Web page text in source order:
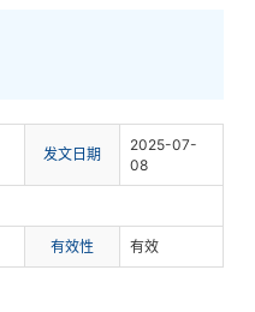
发文日期
2025-07-
08
有效性 有效